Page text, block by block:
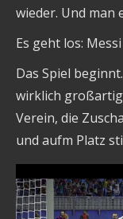
wieder. Und man
Es geht los:
Das Spiel
wirklich
Verein, die
und aufm Platz